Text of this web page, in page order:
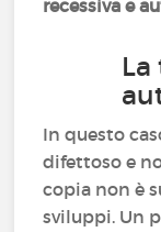
recessiva e
In questo
difettoso e
copia non è
sviluppi. Un